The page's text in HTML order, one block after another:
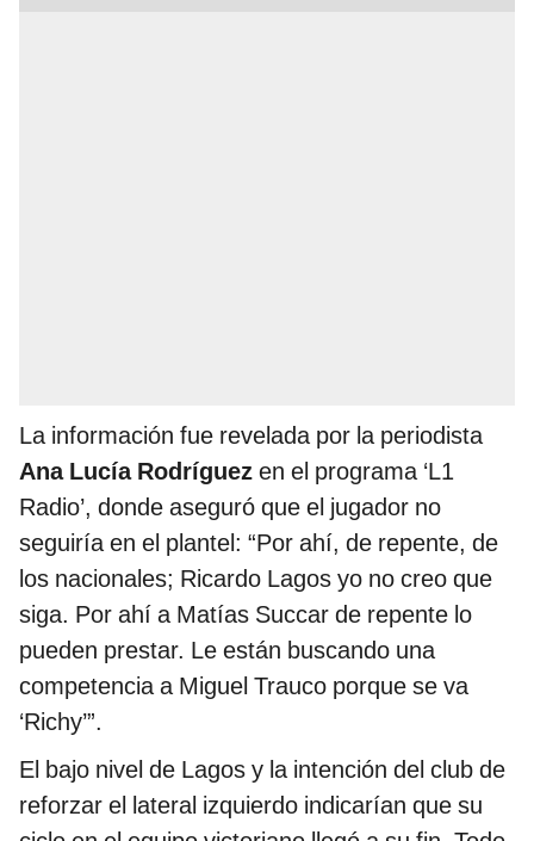
La información fue revelada por la periodista
Ana Lucía Rodríguez en el programa ‘L1
Radio’, donde aseguró que el jugador no
seguiría en el plantel: “Por ahí, de repente, de
los nacionales; Ricardo Lagos yo no creo que
siga. Por ahí a Matías Succar de repente lo
pueden prestar. Le están buscando una
competencia a Miguel Trauco porque se va
‘Richy’”.
El bajo nivel de Lagos y la intención del club de
reforzar el lateral izquierdo indicarían que su